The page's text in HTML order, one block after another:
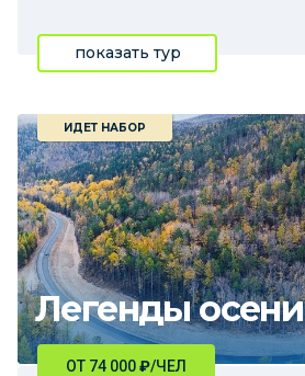
показать тур
Легенды осени
ИДЕТ НАБОР
ОТ 74 000₽/ЧЕЛ